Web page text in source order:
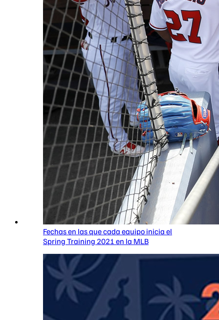
Fechas en las que cada equipo inicia el
Spring Training 2021 en la MLB